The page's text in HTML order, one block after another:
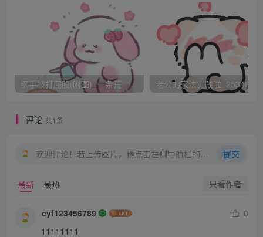
可是，如今情况显然不是，没办法，无奈之下，方怡将双手
从背后抽了出来。
只见她的手上，握着一个板子，类似戒尺一般，并不是太
厚，半个手臂般长短，三指宽左右，看起来好似威力不小的
她害怕的抖了抖。
“小宝，你打我吧！”方怡咬咬红唇，伸出两只白嫩的小
一阵颤动。可是，让方怡奇怪的是，板子并没有落在自己手
纲手被打屁股(附图)_一条荒 老公的家法实践啦
评论 共1条
欢迎评论！若上传图片，请点击左侧导航栏的图床工具，获取图片链接。 提交
最新 最热 只看作者
cyf123456789
0
11111111